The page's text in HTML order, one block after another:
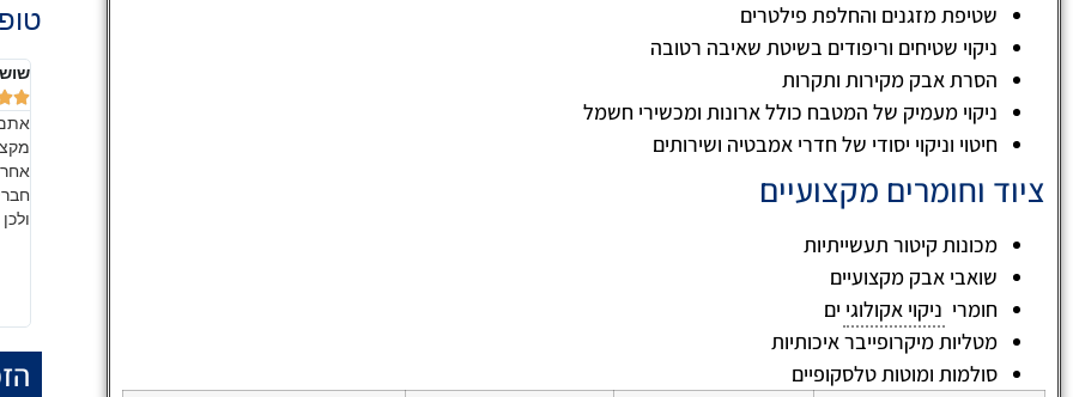
שטיפת מזגנים והחלפת פילטרים
ניקוי שטיחים וריפודים בשיטת שאיבה רטובה
הסרת אבק מקירות ותקרות
ניקוי מעמיק של המטבח כולל ארונות ומכשירי חשמל
חיטוי וניקוי יסודי של חדרי אמבטיה ושירותים
ציוד וחומרים מקצועיים
מכונות קיטור תעשייתיות
שואבי אבק מקצועיים
חומרי ניקוי אקולוגי ים
מטליות מיקרופייבר איכותיות
סולמות ומוטות טלסקופיים
לימור ארביב

ניקיון הבניין וחדרי המדרגות שווה ערך לניקיון הדירה
שלכם! חשוב לזכור שחדרי מדרגות מוזנחים ולא
למקום מגוריהם ואף יכול לגרום לכך הערך הדירות ירד.
וידידותית בין הדיירים ובנוסף נותן רושם מצוין כל מי
